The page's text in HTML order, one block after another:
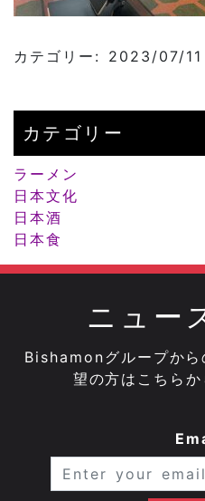
カテゴリー: 2023/07/11
カテゴリー
ラーメン
日本文化
日本酒
日本食
ニュー
Bishamonグループから
望の方はこちらか